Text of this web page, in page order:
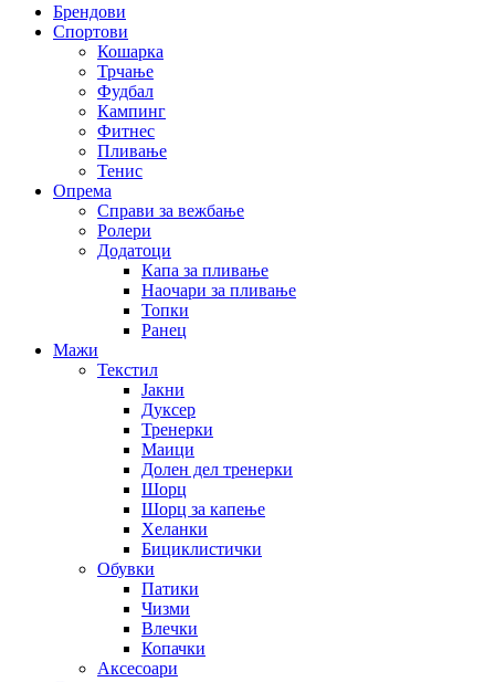
Брендови
Спортови
Кошарка
Трчање
Фудбал
Кампинг
Фитнес
Пливање
Тенис
Опрема
Справи за вежбање
Ролери
Додатоци
Капа за пливање
Наочари за пливање
Топки
Ранец
Мажи
Текстил
Јакни
Дуксер
Тренерки
Маици
Долен дел тренерки
Шорц
Шорц за капење
Хеланки
Бициклистички
Обувки
Патики
Чизми
Влечки
Копачки
Аксесоари